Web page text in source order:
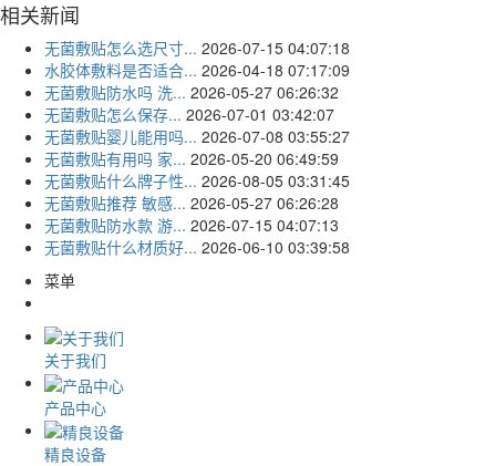
相关新闻
无菌敷贴怎么选尺寸... 2026-07-15 04:07:18
水胶体敷料是否适合... 2026-04-18 07:17:09
无菌敷贴防水吗 洗... 2026-05-27 06:26:32
无菌敷贴怎么保存... 2026-07-01 03:42:07
无菌敷贴婴儿能用吗... 2026-07-08 03:55:27
无菌敷贴有用吗 家... 2026-05-20 06:49:59
无菌敷贴什么牌子性... 2026-08-05 03:31:45
无菌敷贴推荐 敏感... 2026-05-27 06:26:28
无菌敷贴防水款 游... 2026-07-15 04:07:13
无菌敷贴什么材质好... 2026-06-10 03:39:58
菜单
关于我们
产品中心
精良设备